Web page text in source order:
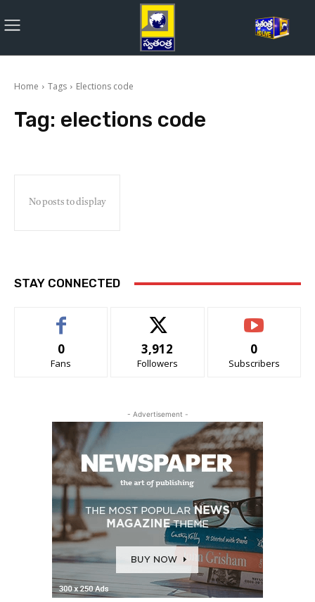
Home Tags Elections code
Tag: elections code
No posts to display
STAY CONNECTED
0
Fans
3,912
Followers
0
Subscribers
- Advertisement -